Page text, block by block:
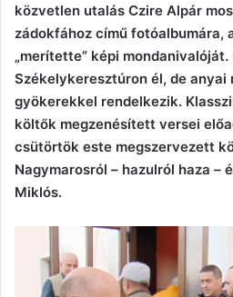
közvetlen utalás Czire Alpár
zádokfához című fotóalbumára,
„merítette” képi mondanivalóját.
Székelykeresztúron él, de anyai
gyökerekkel rendelkezik.
költők megzenésített versei
csütörtök este megszervezett
Nagymarosról – hazulról haza –
Miklós.